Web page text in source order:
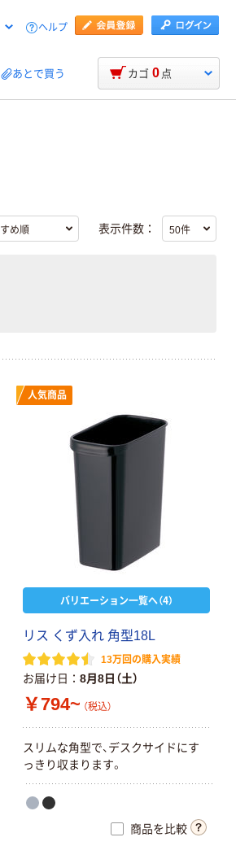
ヘルプ
あとで買う カゴ 0 点
表示件数：
人気商品
バリエーション一覧へ（4）
リ ス く ず 入 れ 角型18L
13万回の購入実績
お届け日 8月8日（土）
￥794~ （税込）
ス リ ムな角型で、 デスクサイ ドにす
っ き り収ま り ます。
商品を比較